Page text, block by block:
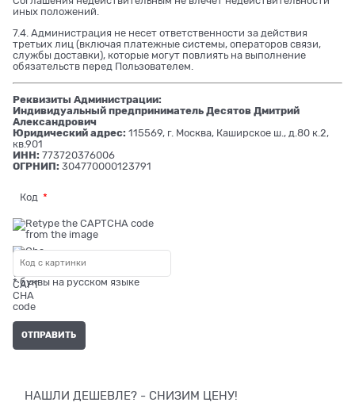
иных положений.
7.4. Администрация не несет ответственности за действия
третьих лиц (включая платежные системы, операторов связи,
службы доставки), которые могут повлиять на выполнение
обязательств перед Пользователем.
Реквизиты Администрации:
Индивидуальный предприниматель Десятов Дмитрий
Александрович
Юридический адрес: 115569, г. Москва, Каширское ш., д.80 к.2,
кв.901
ИНН: 773720376006
ОГРНИП: 304770000123791
Код
* буквы на русском языке
НАШЛИ ДЕШЕВЛЕ? - СНИЗИМ ЦЕНУ!